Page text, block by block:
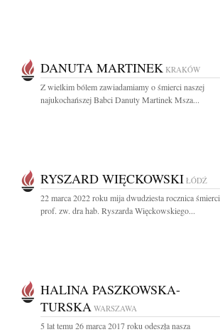
DANUTA MARTINEK KRAKÓW
Z wielkim bólem zawiadamiamy o śmierci naszej
najukochańszej Babci Danuty Martinek Msza...
RYSZARD WIĘCKOWSKI ŁÓDŹ
22 marca 2022 roku mija dwudziesta rocznica śmierci
prof. zw. dra hab. Ryszarda Więckowskiego...
HALINA PASZKOWSKA-
TURSKA WARSZAWA
5 lat temu 26 marca 2017 roku odeszła nasza